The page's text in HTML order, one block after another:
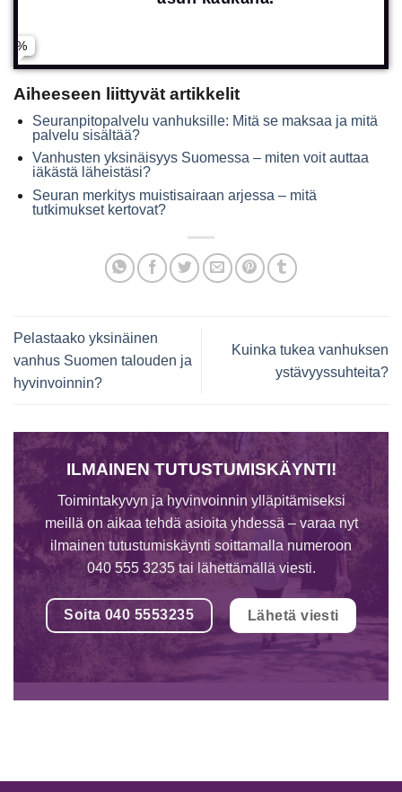
Lähetä yhteydenotto
Aiheeseen liittyvät artikkelit
Seuranpitopalvelu vanhuksille: Mitä se maksaa ja mitä
palvelu sisältää?
Vanhusten yksinäisyys Suomessa – miten voit auttaa
iäkästä läheistäsi?
Seuran merkitys muistisairaan arjessa – mitä
tutkimukset kertovat?
Pelastaako yksinäinen
vanhus Suomen talouden ja
hyvinvoinnin?
Kuinka tukea vanhuksen
ystävyyssuhteita?
ILMAINEN TUTUSTUMISKÄYNTI!
Toimintakyvyn ja hyvinvoinnin ylläpitämiseksi
meillä on aikaa tehdä asioita yhdessä – varaa nyt
ilmainen tutustumiskäynti soittamalla numeroon
040 555 3235 tai lähettämällä viesti.
Soita 040 5553235 Lähetä viesti